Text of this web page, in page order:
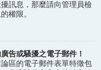
訊息，那麼請向管理員檢
權限。
告或騷擾之電子郵件！
區的電子郵件表單特徵包